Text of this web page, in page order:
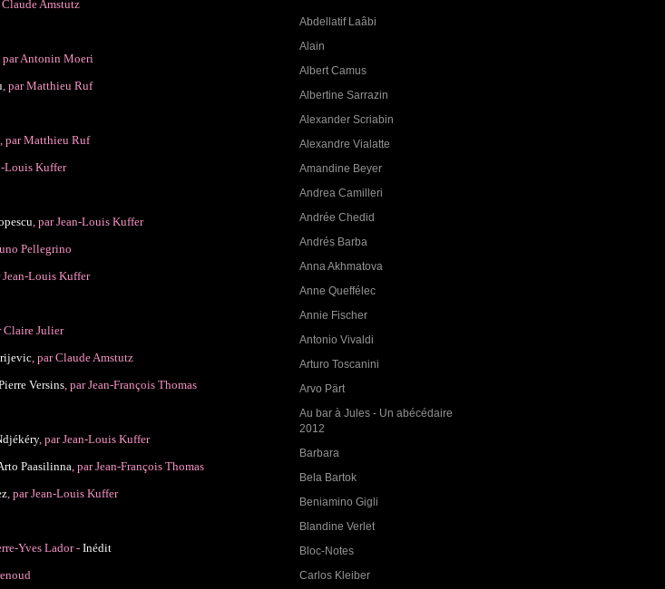
Abdellatif Laâbi
Alain
Albert Camus
Albertine Sarrazin
Alexander Scriabin
Alexandre Vialatte
Amandine Beyer
Andrea Camilleri
Andrée Chedid
Andrés Barba
Anna Akhmatova
Anne Queffélec
Annie Fischer
Antonio Vivaldi
Arturo Toscanini
Arvo Pärt
Au bar à Jules - Un abécédaire
2012
Barbara
Bela Bartok
Beniamino Gigli
Blandine Verlet
Bloc-Notes
Carlos Kleiber
Claude Amstutz
par Antonin Moeri
, par Matthieu Ruf
, par Matthieu Ruf
Louis Kuffer
, par Jean-Louis Kuffer
Pellegrino
Jean-Louis Kuffer
Claire Julier
, par Claude Amstutz
Versins, par Jean-François Thomas
, par Jean-Louis Kuffer
Paasilinna, par Jean-François Thomas
, par Jean-Louis Kuffer
Yves Lador -Inédit